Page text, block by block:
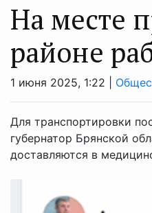
На месте
районе
1 июня 2025, 1:22 |
Для транспортировки
губернатор Брянской
доставляются в